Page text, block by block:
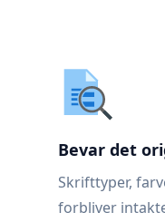
Bevar det
Skrifttyper,
forbliver